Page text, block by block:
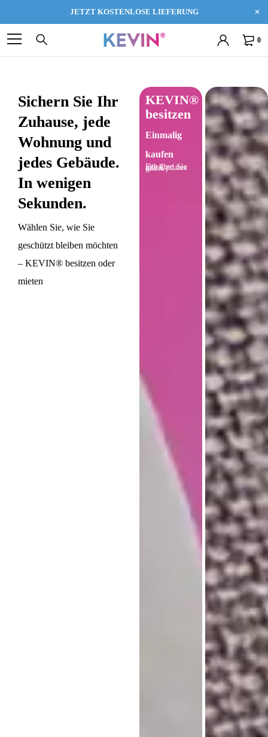
JETZT KOSTENLOSE LIEFERUNG
0
Sichern Sie Ihr
Zuhause, jede
Wohnung und
jedes Gebäude.
In wenigen
Sekunden.
Wählen Sie, wie Sie
geschützt bleiben möchten
– KEVIN® besitzen oder
mieten
KEVIN®
besitzen
Einmalig
kaufen
Erhalten Sie alle Updates gratis